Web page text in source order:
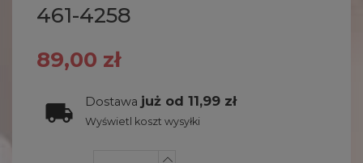
461-4258
89,00 zł
Dostawa już od 11,99 zł
Wyświetl koszt wysyłki